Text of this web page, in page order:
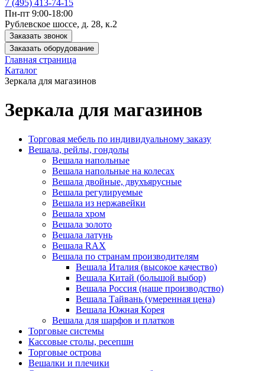
7 (495) 413-74-15
Пн-пт 9:00-18:00
Рублевское шоссе, д. 28, к.2
Заказать звонок
Заказать оборудование
Главная страница
Каталог
Зеркала для магазинов
Зеркала для магазинов
Торговая мебель по индивидуальному заказу
Вешала, рейлы, гондолы
Вешала напольные
Вешала напольные на колесах
Вешала двойные, двухъярусные
Вешала регулируемые
Вешала из нержавейки
Вешала хром
Вешала золото
Вешала латунь
Вешала RAX
Вешала по странам производителям
Вешала Италия (высокое качество)
Вешала Китай (большой выбор)
Вешала Россия (наше производство)
Вешала Тайвань (умеренная цена)
Вешала Южная Корея
Вешала для шарфов и платков
Торговые системы
Кассовые столы, ресепшн
Торговые острова
Вешалки и плечики